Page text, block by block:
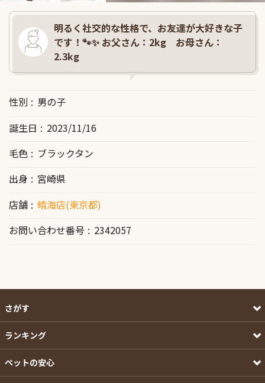
明るく社交的な性格で、お友達が大好きな子
です！🐾✨ お父さん：2kg お母さん：
2.3kg
性別
男の子
誕生日
2023/11/16
毛色
ブラックタン
出身
宮崎県
店舗
晴海店(東京都)
お問い合わせ番号
2342057
さがす
ランキング
ペットの安心